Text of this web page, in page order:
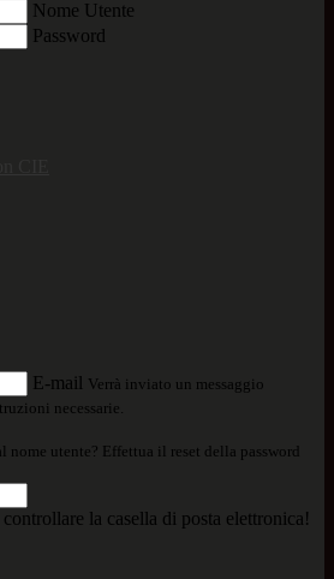
Nome Utente
Password
E-mail Verrà inviato un messaggio
necessarie.
nome utente? Effettua il reset della password
la casella di posta elettronica!